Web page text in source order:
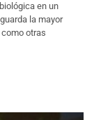
en un
la mayor
otras